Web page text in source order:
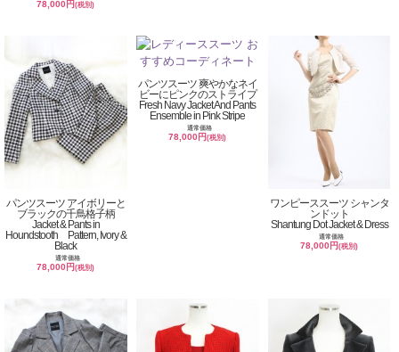
78,000円(税別)
パンツスーツ アイボリーと
ブラックの千鳥格子柄
Jacket & Pants in
Houndstooth Pattern, Ivory &
Black
通常価格
78,000円(税別)
パンツスーツ 爽やかなネイ
ビーにピンクのストライプ
Fresh Navy Jacket And Pants
Ensemble in Pink Stripe
通常価格
78,000円(税別)
ワンピーススーツ シャンタ
ンドット
Shantung Dot Jacket & Dress
通常価格
78,000円(税別)